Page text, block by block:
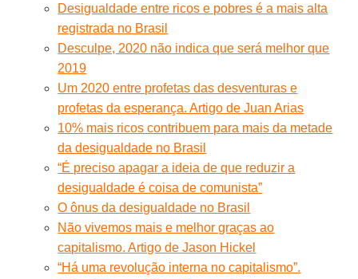
Desigualdade entre ricos e pobres é a mais alta
registrada no Brasil
Desculpe, 2020 não indica que será melhor que
2019
Um 2020 entre profetas das desventuras e
profetas da esperança. Artigo de Juan Arias
10% mais ricos contribuem para mais da metade
da desigualdade no Brasil
“É preciso apagar a ideia de que reduzir a
desigualdade é coisa de comunista”
O ônus da desigualdade no Brasil
Não vivemos mais e melhor graças ao
capitalismo. Artigo de Jason Hickel
“Há uma revolução interna no capitalismo”.